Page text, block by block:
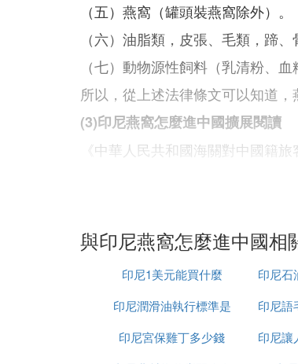
（五）燕窩（罐頭裝燕窩除外）。
（六）油脂類，皮張、毛類，蹄、
（七）動物源性飼料（乳清粉、
所以，從上述法律條文可以知道，
(3)印尼燕窩怎麼進中國擴展閱讀
《中華人民共和國海關對中國籍
第四條中國籍旅客攜運進境物品
第十一條中國籍旅客進出境行李
外，應在3個月內由本人或其代理
④ 進口印尼燕窩報關有哪些
燕窩進口報關前需辦理：
a、收發貨人備案
與印尼燕窩怎麼進中國相
印尼1美元能買什麼
印尼石
印尼潤滑油執行標準是
什麼
印尼語
印尼宮保雞丁多少錢
印尼讓